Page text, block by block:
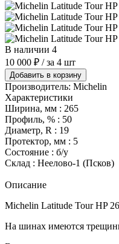
В наличии 4
10 000 ₽ / за 4 шт
Добавить в корзину
Производитель: Michelin
Характеристики
Ширина, мм : 265
Профиль, % : 50
Диаметр, R : 19
Протектор, мм : 5
Состояние : б/у
Склад : Неелово-1 (Псков)
Описание
Michelin Latitude Tour HP
На шинах имеются